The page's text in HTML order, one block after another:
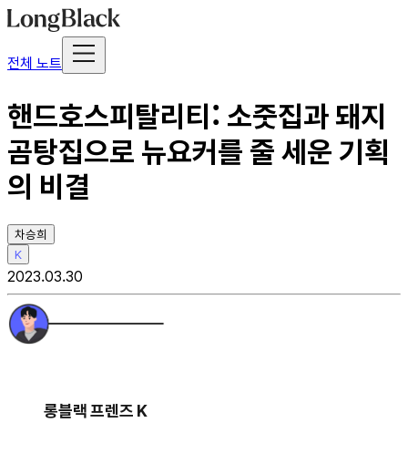
전체 노트
핸드호스피탈리티: 소줏집과 돼지
곰탕집으로 뉴요커를 줄 세운 기획
의 비결
차승희
K
2023.03.30
롱블랙 프렌즈 K